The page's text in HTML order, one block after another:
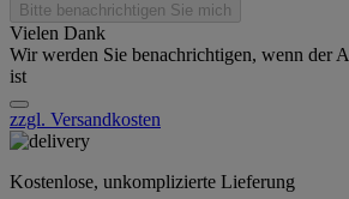
Bitte benachrichtigen Sie mich
Vielen Dank
Wir werden Sie benachrichtigen, wenn der
ist
zzgl. Versandkosten
Kostenlose, unkomplizierte Lieferung